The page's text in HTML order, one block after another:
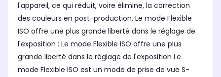
l'appareil, ce qui réduit, voire élimine, la correction
des couleurs en post-production. Le mode Flexible
ISO offre une plus grande liberté dans le réglage de
l'exposition : Le mode Flexible ISO offre une plus
grande liberté dans le réglage de l'exposition Le
mode Flexible ISO est un mode de prise de vue S-